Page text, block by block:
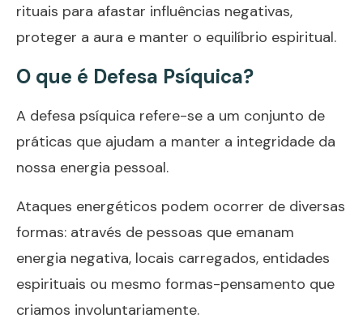
rituais para afastar influências negativas,
proteger a aura e manter o equilíbrio espiritual.
O que é Defesa Psíquica?
A defesa psíquica refere-se a um conjunto de
práticas que ajudam a manter a integridade da
nossa energia pessoal.
Ataques energéticos podem ocorrer de diversas
formas: através de pessoas que emanam
energia negativa, locais carregados, entidades
espirituais ou mesmo formas-pensamento que
criamos involuntariamente.